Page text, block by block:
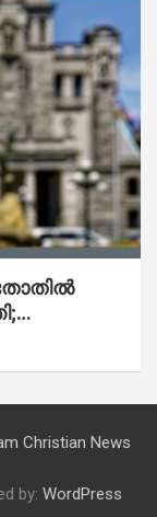
Christian News
by: WordPress